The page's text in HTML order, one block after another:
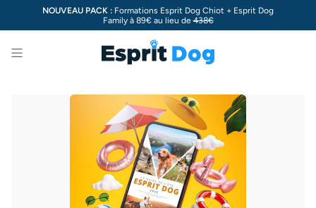
NOUVEAU PACK : Formations Esprit Dog Chiot + Esprit Dog
Family à 89€ au lieu de438€
Menu